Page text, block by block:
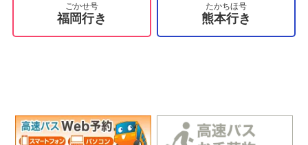
ごかせ号
福岡行き
たかちほ号
熊本行き